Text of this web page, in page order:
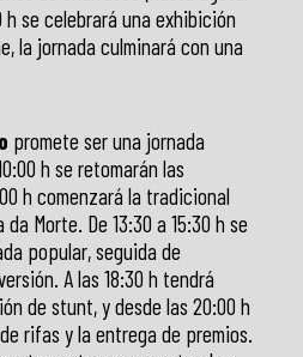
se celebrará una exhibición
la jornada culminará con una
promete ser una jornada
h se retomarán las
h comenzará la tradicional
Morte. De 13:30 a 15:30 h se
popular, seguida de
A las 18:30 h tendrá
de stunt, y desde las 20:00 h
rifas y la entrega de premios.